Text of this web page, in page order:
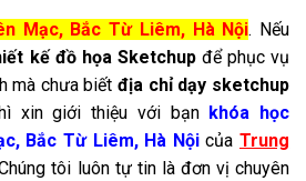
Mạc, Bắc Từ Liêm, Hà Nội. Nếu
kế đồ họa Sketchupđể phục vụ
mà chưa biếtđịa chỉ dạy sketchup
xin giới thiệu với bạn khóa học
Bắc Từ Liêm, Hà NộicủaTrung
tôi luôn tự tin là đơn vị chuyên